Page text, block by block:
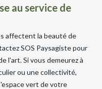
au service de
affectent la beauté de
SOS Paysagiste pour
l'art. Si vous demeurez à
ou une collectivité,
vert de votre